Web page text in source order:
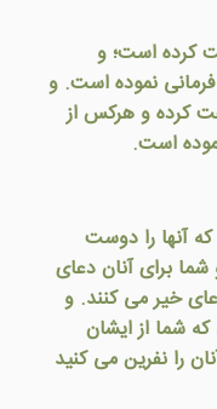
کرده است؛ و
نموده است. و
کرده و هرکس از
است.
آنها را دوست
شما برای آنان دعای
خير می کنند. و
شما از ايشان
را نفرين می کنيد